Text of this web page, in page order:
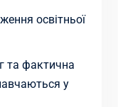
освітньої
та фактична
у